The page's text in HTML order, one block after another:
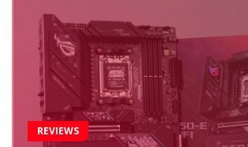
REVIEWS